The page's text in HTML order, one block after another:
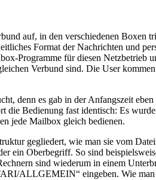
auf, in den verschiedenen
Format der Nachrichten und
Programme für diesen
Verbund sind. Die User
denn es gab in der Anfangszeit
Bedienung fast identisch: Es
jede Mailbox gleich bedienen.
gegliedert, wie man sie vom
ein Oberbegriff. So sind
sind wiederum in einem
ALLGEMEIN“ eingeben. Wie man